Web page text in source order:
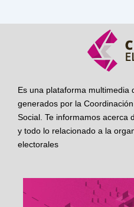
Es una plataforma multimedia
generados por la
Social. Te informamos acerca
y todo lo relacionado a la
electorales